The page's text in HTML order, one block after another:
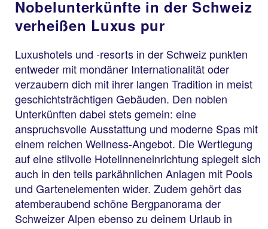
Nobelunterkünfte in der Schweiz
verheißen Luxus pur
Luxushotels und -resorts in der Schweiz punkten
entweder mit mondäner Internationalität oder
verzaubern dich mit ihrer langen Tradition in meist
geschichtsträchtigen Gebäuden. Den noblen
Unterkünften dabei stets gemein: eine
anspruchsvolle Ausstattung und moderne Spas mit
einem reichen Wellness-Angebot. Die Wertlegung
auf eine stilvolle Hotelinneneinrichtung spiegelt sich
auch in den teils parkähnlichen Anlagen mit Pools
und Gartenelementen wider. Zudem gehört das
atemberaubend schöne Bergpanorama der
Schweizer Alpen ebenso zu deinem Urlaub in